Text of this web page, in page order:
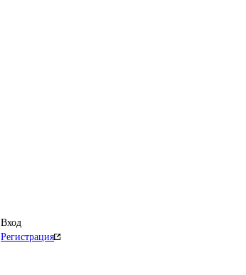
Вход
Регистрация